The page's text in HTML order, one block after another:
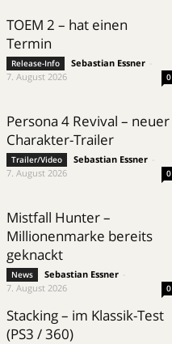
TOEM 2 – hat einen
Termin
Release-Info Sebastian Essner
7. August 2026
0
Persona 4 Revival – neuer
Charakter-Trailer
Trailer/Video Sebastian Essner
7. August 2026
0
Mistfall Hunter –
Millionenmarke bereits
geknackt
News Sebastian Essner
7. August 2026
0
Stacking – im Klassik-Test
(PS3 / 360)